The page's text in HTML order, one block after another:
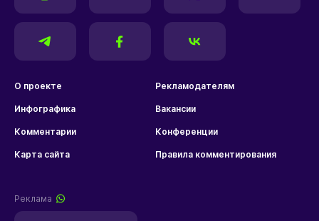
О проекте Рекламодателям
Инфографика Вакансии
Комментарии Конференции
Карта сайта Правила комментирования
Реклама